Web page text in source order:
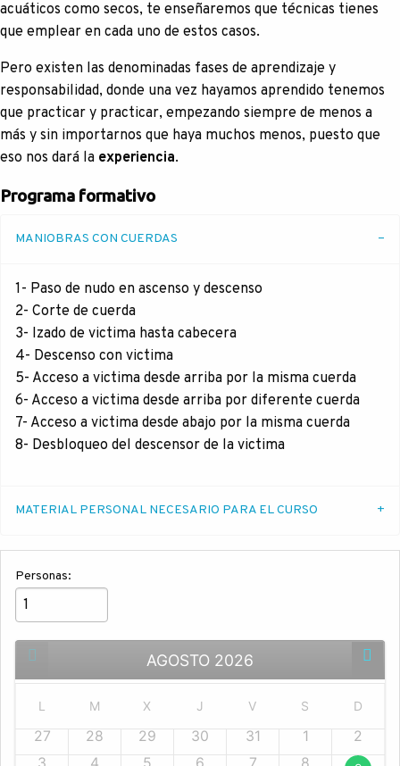
acuáticos como secos, te enseñaremos que técnicas tienes
que emplear en cada uno de estos casos.
Pero existen las denominadas fases de aprendizaje y
responsabilidad, donde una vez hayamos aprendido tenemos
que practicar y practicar, empezando siempre de menos a
más y sin importarnos que haya muchos menos, puesto que
eso nos dará la experiencia.
Programa formativo
MANIOBRAS CON CUERDAS
1- Paso de nudo en ascenso y descenso
2- Corte de cuerda
3- Izado de victima hasta cabecera
4- Descenso con victima
5- Acceso a victima desde arriba por la misma cuerda
6- Acceso a victima desde arriba por diferente cuerda
7- Acceso a victima desde abajo por la misma cuerda
8- Desbloqueo del descensor de la victima
MATERIAL PERSONAL NECESARIO PARA EL CURSO
Personas:
AGOSTO 2026
L M X J V S D
27 28 29 30 31 1
2